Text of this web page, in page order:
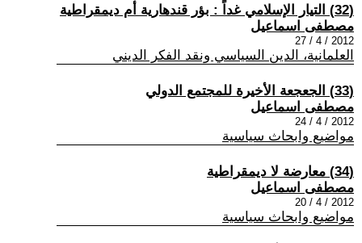
(32) التيار الإسلامي غداً : بؤر قندهارية أم ديمقراطية
مصطفى اسماعيل
2012 / 4 / 27
العلمانية، الدين السياسي ونقد الفكر الديني
(33) الجعجعة الأخيرة للمجتمع الدولي
مصطفى اسماعيل
2012 / 4 / 24
مواضيع وابحاث سياسية
(34) معارضة لا ديمقراطية
مصطفى اسماعيل
2012 / 4 / 20
مواضيع وابحاث سياسية